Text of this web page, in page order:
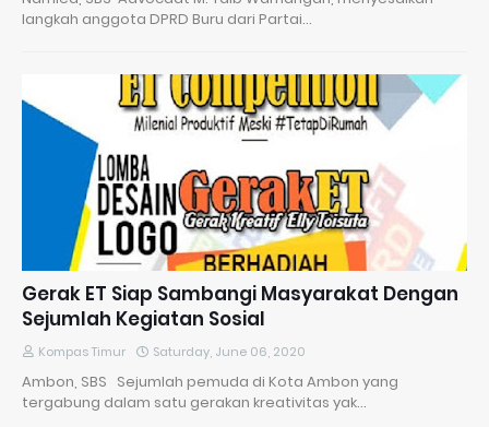
langkah anggota DPRD Buru dari Partai…
Gerak ET Siap Sambangi Masyarakat Dengan
Sejumlah Kegiatan Sosial
Kompas Timur Saturday, June 06, 2020
Ambon, SBS Sejumlah pemuda di Kota Ambon yang
tergabung dalam satu gerakan kreativitas yak…